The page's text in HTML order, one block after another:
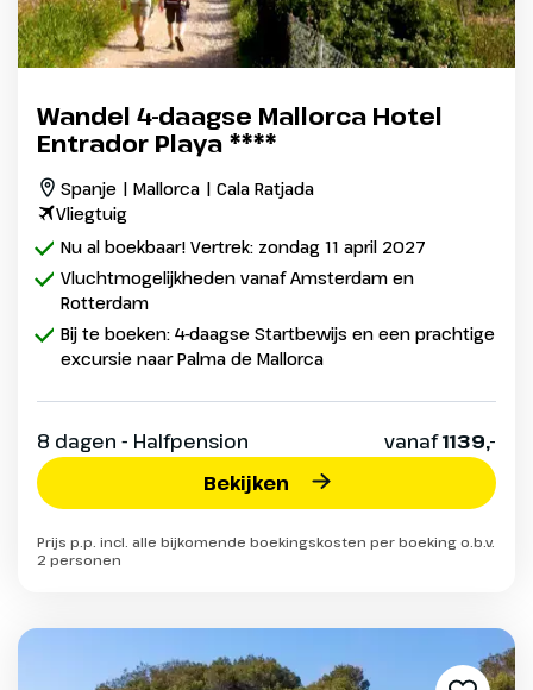
Wandel 4-daagse Mallorca Hotel
Entrador Playa ****
Spanje | Mallorca | Cala Ratjada
Vliegtuig
Nu al boekbaar! Vertrek: zondag 11 april 2027
Vluchtmogelijkheden vanaf Amsterdam en
Rotterdam
Bij te boeken: 4-daagse Startbewijs en een prachtige
excursie naar Palma de Mallorca
8 dagen - Halfpension vanaf1139,-
Bekijken
Prijs p.p. incl. alle bijkomende boekingskosten per boeking o.b.v.
2 personen